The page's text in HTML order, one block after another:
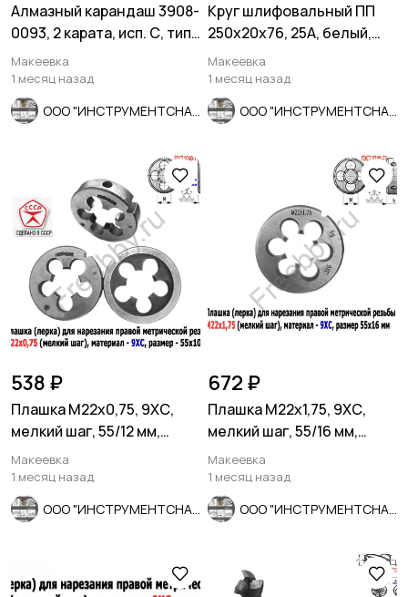
Алмазный карандаш 3908-
0093, 2 карата, исп. С, тип
04, зерн 1250/1000.
Макеевка
1 месяц назад
Круг шлифовальный ПП
250х20х76, 25А, белый,
F90, K-L V, мелкое зерно.
Макеевка
1 месяц назад
538 ₽
Плашка М22х0,75, 9ХС,
мелкий шаг, 55/12 мм,
ГОСТ 7740-71, СССР.
Макеевка
1 месяц назад
672 ₽
Плашка М22х1,75, 9ХС,
мелкий шаг, 55/16 мм,
ГОСТ 7740-71
Макеевка
1 месяц назад